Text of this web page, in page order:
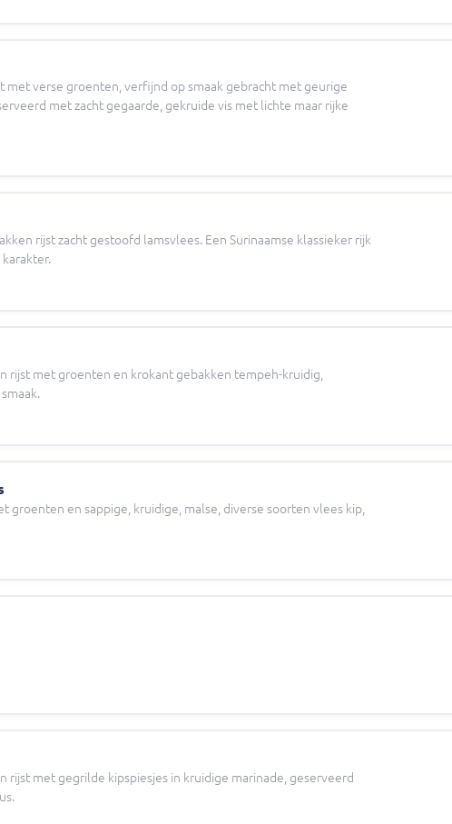
met verse groenten, verfijnd op smaak gebracht met geurige
met zacht gegaarde, gekruide vis met lichte maar rijke
rijst zacht gestoofd lamsvlees. Een Surinaamse klassieker rijk
karakter.
rijst met groenten en krokant gebakken tempeh-kruidig,
groenten en sappige, kruidige, malse, diverse soorten vlees kip,
rijst met gegrilde kipspiesjes in kruidige marinade, geserveerd